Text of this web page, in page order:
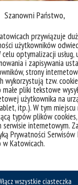
Szanowni Państwo,
przywiązuje
użytkowników
optymalizacji usług,
i zapisywania
strony
wykorzystują tzw.
pliki tekstowe
użytkownika na
itp.). W tym miejscu
typów plików
internetowym.
Prywatności
w Katowicach.
wszystkie ciasteczka